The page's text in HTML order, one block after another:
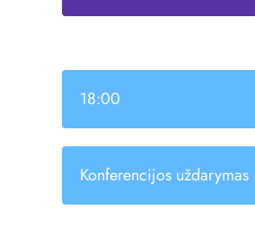
18:00
Konferencijos uždarymas